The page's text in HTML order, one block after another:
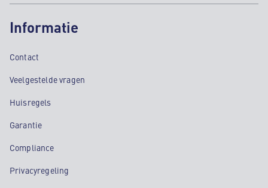
Informatie
Contact
Veelgestelde vragen
Huisregels
Garantie
Compliance
Privacyregeling